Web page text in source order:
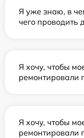
Я уже знаю, в
чего проводить
Я хочу, чтобы
ремонтировали
Я хочу, чтобы
ремонтировали